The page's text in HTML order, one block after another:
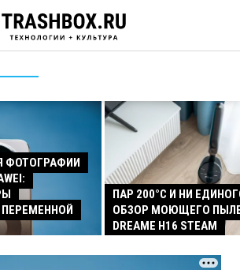
ФОТОГРАФИИ
ПАР 200°C И НИ
ОБЗОР МОЮЩЕГО
DREAME H16 STEAM